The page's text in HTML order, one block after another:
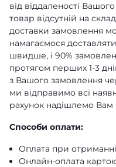
від віддаленості
товар відсутній на
доставки замовлення
намагаємося
швидше, і 90%
протягом перших 1-3
з Вашого замовлення
ми відправимо всі
рахунок надішлемо
Способи оплати:
Оплата при отриманні
Онлайн-оплата